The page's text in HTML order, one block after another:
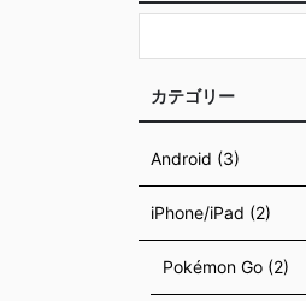
カテゴリー
Android (3)
iPhone/iPad (2)
Pokémon Go (2)